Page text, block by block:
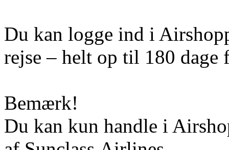
Du kan logge ind i
rejse – helt op til 180 dage
Bemærk!
Du kan kun handle i